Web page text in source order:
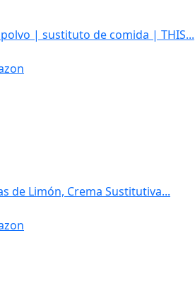
| sustituto de comida | THIS...
de Limón, Crema Sustitutiva...